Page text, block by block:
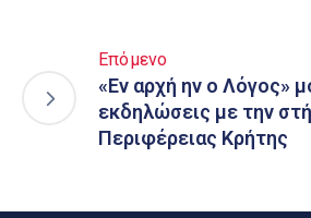
Επόμενο
«Εν αρχή ην ο Λόγος»
εκδηλώσεις με την
Περιφέρειας Κρήτης